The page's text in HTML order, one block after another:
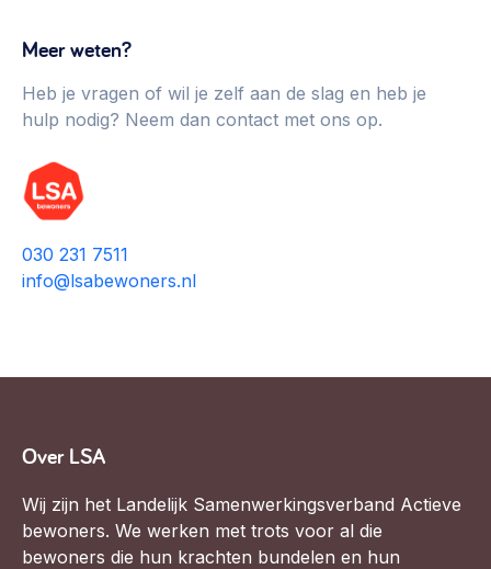
Weerbare gemeenschappen
Voorbereiden op crisis, noodsteunpunten,
ontmoetingsplekken >
Buurtenergie
Energiecollectieven, buurt vergroenen, SDG >
Meebeslissen
Uitdaagrecht, gemeenschapsfondsen, lokale democratie >
gebiedsontwikkeling>
Meer weten?
Heb je vragen of wil je zelf aan de slag en heb je
hulp nodig? Neem dan contact met ons op.
030 231 7511
info@lsabewoners.nl
Over LSA
Wij zijn het Landelijk Samenwerkingsverband Actieve
bewoners. We werken met trots voor al die
bewoners die hun krachten bundelen en hun